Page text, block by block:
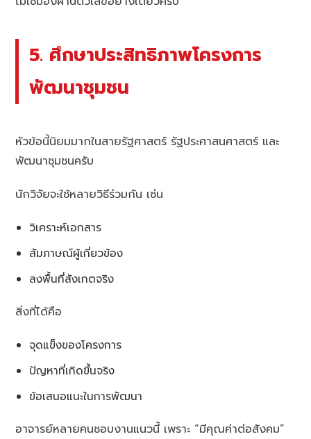
5. ศึกษาประสิทธิภาพโครงการ
พัฒนาชุมชน
หัวข้อนี้นิยมมากในสายรัฐศาสตร์ รัฐประศาสนศาสตร์ และ
พัฒนาชุมชนครับ
นักวิจัยจะใช้หลายวิธีร่วมกัน เช่น
วิเคราะห์เอกสาร
สัมภาษณ์ผู้เกี่ยวข้อง
ลงพื้นที่สังเกตจริง
สิ่งที่ได้คือ
จุดแข็งของโครงการ
ปัญหาที่เกิดขึ้นจริง
ข้อเสนอแนะในการพัฒนา
อาจารย์หลายคนชอบงานแนวนี้ เพราะ “มีคุณค่าต่อสังคม”